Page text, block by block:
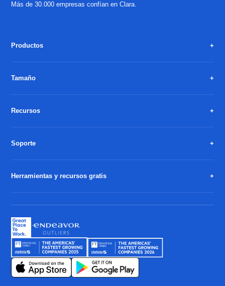
Más de 30.000 empresas confían en Clara.
Productos
Tamaño
Recursos
Soporte
Herramientas y recursos gratis